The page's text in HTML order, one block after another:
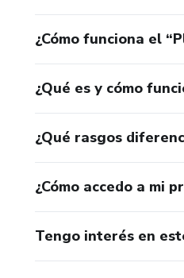
¿Cómo funciona el
¿Qué es y cómo
¿Qué rasgos
¿Cómo accedo a mi
Tengo interés en